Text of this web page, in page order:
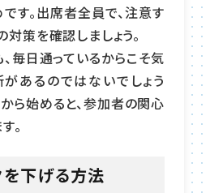
す。出席者全員で、注意す
策を確認しましょう。
毎日通っているからこそ気
あるのではないでしょう
ら始めると、参加者の関心
。
下げる方法